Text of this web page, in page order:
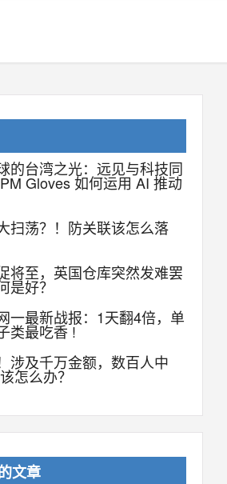
的台湾之光：远见与科技同
Gloves 如何运用 AI 推动
扫荡？！防关联该怎么落
将至，英国仓库突然发难罢
是好？
一最新战报：1天翻4倍，单
类最吃香 !
涉及千万金额，数百人中
怎么办？
文章